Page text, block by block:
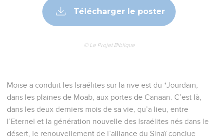
Télécharger le poster
© Le Projet Biblique
Moïse a conduit les Israélites sur la rive est du *Jourdain,
dans les plaines de Moab, aux portes de Canaan. C’est là,
dans les deux derniers mois de sa vie, qu’a lieu, entre
l’Eternel et la génération nouvelle des Israélites nés dans le
désert, le renouvellement de l’alliance du Sinaï conclue